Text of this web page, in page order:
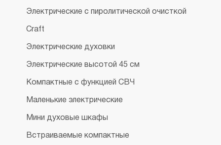
Электрические с пиролитической очисткой
Craft
Электрические духовки
Электрические высотой 45 см
Компактные с функцией СВЧ
Маленькие электрические
Мини духовые шкафы
Встраиваемые компактные